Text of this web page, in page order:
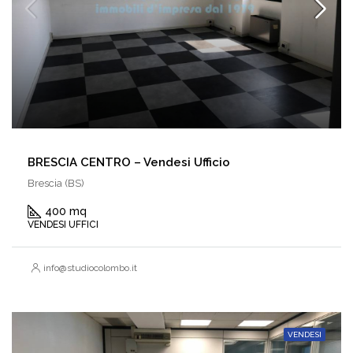
BRESCIA CENTRO – Vendesi Ufficio
Brescia (BS)
400 mq
VENDESI UFFICI
info@studiocolombo.it
VENDESI